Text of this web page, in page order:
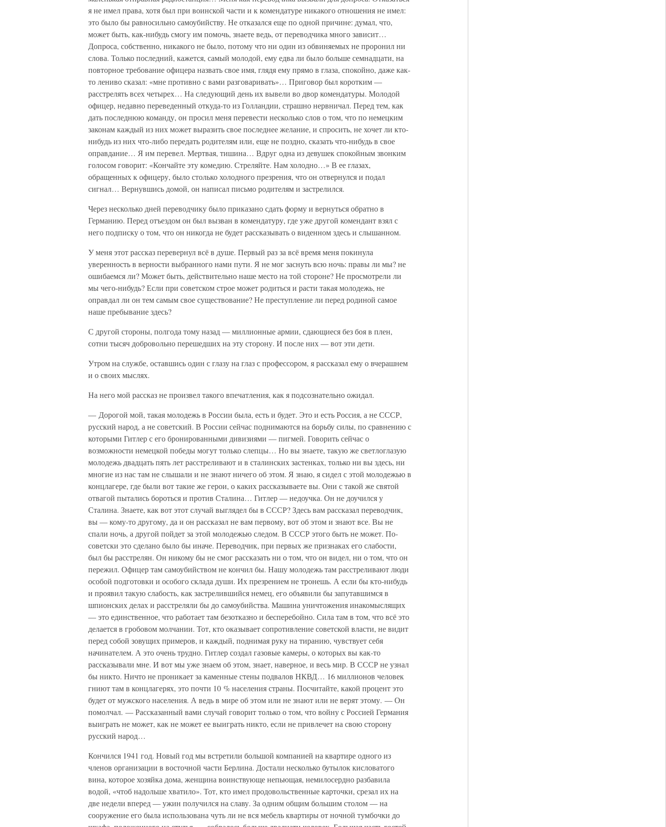
я не имел права, хотя был при воинской части и к комендатуре никакого отношения не имел:
это было бы равносильно самоубийству. Не отказался еще по одной причине: думал, что,
может быть, как-нибудь смогу им помочь, знаете ведь, от переводчика много зависит…
Допроса, собственно, никакого не было, потому что ни один из обвиняемых не проронил ни
слова. Только последний, кажется, самый молодой, ему едва ли было больше семнадцати, на
повторное требование офицера назвать свое имя, глядя ему прямо в глаза, спокойно, даже как-
то лениво сказал: «мне противно с вами разговаривать»… Приговор был коротким —
расстрелять всех четырех… На следующий день их вывели во двор комендатуры. Молодой
офицер, недавно переведенный откуда-то из Голландии, страшно нервничал. Перед тем, как
дать последнюю команду, он просил меня перевести несколько слов о том, что по немецким
законам каждый из них может выразить свое последнее желание, и спросить, не хочет ли кто-
нибудь из них что-либо передать родителям или, еще не поздно, сказать что-нибудь в свое
оправдание… Я им перевел. Мертвая, тишина… Вдруг одна из девушек спокойным звонким
голосом говорит: «Кончайте эту комедию. Стреляйте. Нам холодно…» В ее глазах,
обращенных к офицеру, было столько холодного презрения, что он отвернулся и подал
сигнал… Вернувшись домой, он написал письмо родителям и застрелился.
Через несколько дней переводчику было приказано сдать форму и вернуться обратно в
Германию. Перед отъездом он был вызван в комендатуру, где уже другой комендант взял с
него подписку о том, что он никогда не будет рассказывать о виденном здесь и слышанном.
У меня этот рассказ перевернул всё в душе. Первый раз за всё время меня покинула
уверенность в верности выбранного нами пути. Я не мог заснуть всю ночь: правы ли мы? не
ошибаемся ли? Может быть, действительно наше место на той стороне? Не просмотрели ли
мы чего-нибудь? Если при советском строе может родиться и расти такая молодежь, не
оправдал ли он тем самым свое существование? Не преступление ли перед родиной самое
наше пребывание здесь?
С другой стороны, полгода тому назад — миллионные армии, сдающиеся без боя в плен,
сотни тысяч добровольно перешедших на эту сторону. И после них — вот эти дети.
Утром на службе, оставшись один с глазу на глаз с профессором, я рассказал ему о вчерашнем
и о своих мыслях.
На него мой рассказ не произвел такого впечатления, как я подсознательно ожидал.
— Дорогой мой, такая молодежь в России была, есть и будет. Это и есть Россия, а не СССР,
русский народ, а не советский. В России сейчас поднимаются на борьбу силы, по сравнению с
которыми Гитлер с его бронированными дивизиями — пигмей. Говорить сейчас о
возможности немецкой победы могут только слепцы… Но вы знаете, такую же светлоглазую
молодежь двадцать пять лет расстреливают и в сталинских застенках, только ни вы здесь, ни
многие из нас там не слышали и не знают ничего об этом. Я знаю, я сидел с этой молодежью в
концлагере, где были вот такие же герои, о каких рассказываете вы. Они с такой же святой
отвагой пытались бороться и против Сталина… Гитлер — недоучка. Он не доучился у
Сталина. Знаете, как вот этот случай выглядел бы в СССР? Здесь вам рассказал переводчик,
вы — кому-то другому, да и он рассказал не вам первому, вот об этом и знают все. Вы не
спали ночь, а другой пойдет за этой молодежью следом. В СССР этого быть не может. По-
советски это сделано было бы иначе. Переводчик, при первых же признаках его слабости,
был бы расстрелян. Он никому бы не смог рассказать ни о том, что он видел, ни о том, что он
пережил. Офицер там самоубийством не кончил бы. Нашу молодежь там расстреливают люди
особой подготовки и особого склада души. Их презрением не тронешь. А если бы кто-нибудь
и проявил такую слабость, как застрелившийся немец, его объявили бы запутавшимся в
шпионских делах и расстреляли бы до самоубийства. Машина уничтожения инакомыслящих
— это единственное, что работает там безотказно и бесперебойно. Сила там в том, что всё это
делается в гробовом молчании. Тот, кто оказывает сопротивление советской власти, не видит
перед собой зовущих примеров, и каждый, поднимая руку на тиранию, чувствует себя
начинателем. А это очень трудно. Гитлер создал газовые камеры, о которых вы как-то
рассказывали мне. И вот мы уже знаем об этом, знает, наверное, и весь мир. В СССР не узнал
бы никто. Ничто не проникает за каменные стены подвалов НКВД… 16 миллионов человек
гниют там в концлагерях, это почти 10 % населения страны. Посчитайте, какой процент это
будет от мужского населения. А ведь в мире об этом или не знают или не верят этому. — Он
помолчал. — Рассказанный вами случай говорит только о том, что войну с Россией Германия
выиграть не может, как не может ее выиграть никто, если не привлечет на свою сторону
русский народ…
Кончился 1941 год. Новый год мы встретили большой компанией на квартире одного из
членов организации в восточной части Берлина. Достали несколько бутылок кисловатого
вина, которое хозяйка дома, женщина воинствующе непьющая, немилосердно разбавила
водой, «чтоб надольше хватило». Тот, кто имел продовольственные карточки, срезал их на
две недели вперед — ужин получился на славу. За одним общим большим столом — на
сооружение его была использована чуть ли не вся мебель квартиры от ночной тумбочки до